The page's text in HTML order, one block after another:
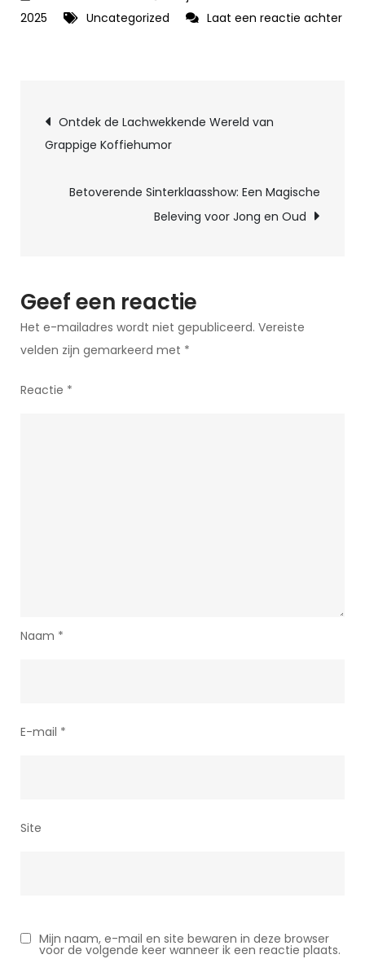
2025
Uncategorized
Laat een reactie achter
komische
Berichtnavigatie
Ontdek de Lachwekkende Wereld van
Grappige Koffiehumor
Betoverende Sinterklaasshow: Een Magische
Beleving voor Jong en Oud
Geef een reactie
Het e-mailadres wordt niet gepubliceerd. Vereiste
velden zijn gemarkeerd met *
Reactie *
Naam *
E-mail *
Site
Mijn naam, e-mail en site bewaren in deze browser
voor de volgende keer wanneer ik een reactie plaats.